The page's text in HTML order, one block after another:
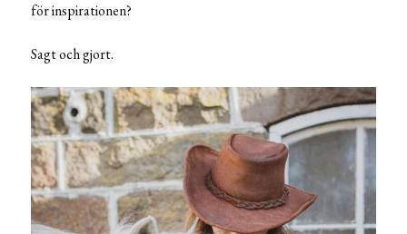
för inspirationen?
Sagt och gjort.